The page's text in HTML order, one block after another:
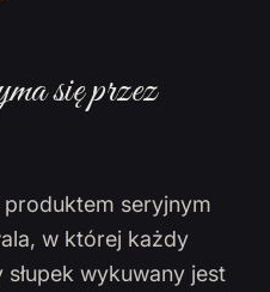
się przez
seryjnym
w której każdy
wykuwany jest